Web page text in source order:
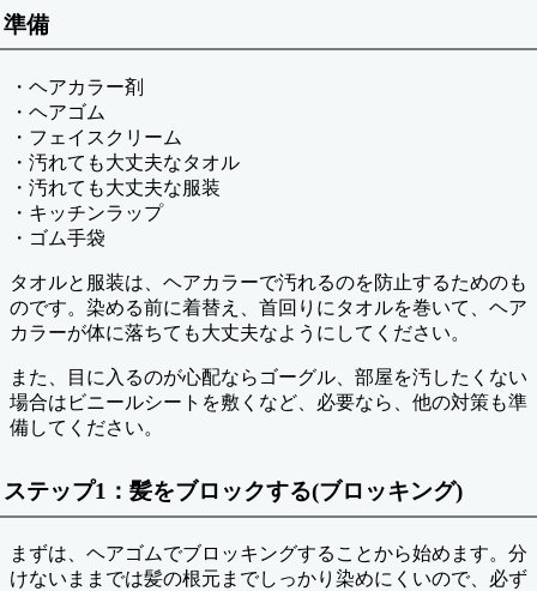
準備
・ヘアカラー剤
・ヘアゴム
・フェイスクリーム
・汚れても大丈夫なタオル
・汚れても大丈夫な服装
・キッチンラップ
・ゴム手袋
タオルと服装は、ヘアカラーで汚れるのを防止するためのも
のです。染める前に着替え、首回りにタオルを巻いて、ヘア
カラーが体に落ちても大丈夫なようにしてください。
また、目に入るのが心配ならゴーグル、部屋を汚したくない
場合はビニールシートを敷くなど、必要なら、他の対策も準
備してください。
ステップ1：髪をブロックする(ブロッキング)
まずは、ヘアゴムでブロッキングすることから始めます。分
けないままでは髪の根元までしっかり染めにくいので、必ず